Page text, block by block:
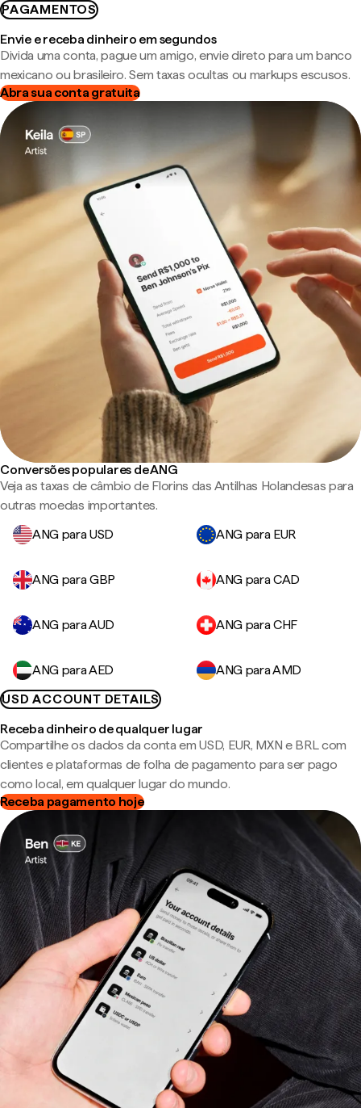
PAGAMENTOS
Envie e receba dinheiro em segundos
Divida uma conta, pague um amigo, envie direto para um banco
mexicano ou brasileiro. Sem taxas ocultas ou markups escusos.
Abra sua conta gratuita
Conversões populares de ANG
Veja as taxas de câmbio de Florins das Antilhas Holandesas para
outras moedas importantes.
ANG para USD
ANG para EUR
ANG para GBP ANG para CAD
ANG para AUD ANG para CHF
ANG para AED
ANG para AMD
USD ACCOUNT DETAILS
Receba dinheiro de qualquer lugar
Compartilhe os dados da conta em USD, EUR, MXN e BRL com
clientes e plataformas de folha de pagamento para ser pago
como local, em qualquer lugar do mundo.
Receba pagamento hoje